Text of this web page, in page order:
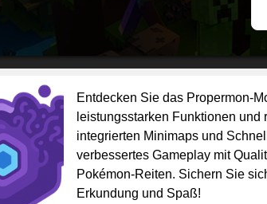
Entdecken Sie das Propermon-
leistungsstarken Funktionen
integrierten Minimaps und
verbessertes Gameplay mit
Pokémon-Reiten. Sichern Sie
Erkundung und Spaß!